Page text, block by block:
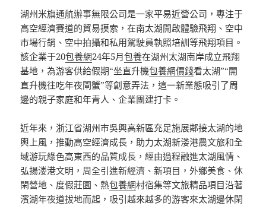
湖州米旗通航辦事無限公司是一家平易近營公司，專注于
高空經濟賽道的貿易摸索，在南太湖開啟體驗飛翔、空中
市場行銷、空中拍攝和私用駕駛員執照培訓等飛翔項目。
該企業于20包養網24年5月包養在湖州太湖南岸成立飛翔
基地，為游客供給假期“坐直升機包養網價錢看太湖”“開
直升機往吃年夜閘蟹”等創意弄法，這一新業態吸引了周
邊的親子家庭和年青人、企業團建打卡。
近年來，浙江省湖州市吳興高新區充足施展鄰接太湖的地
輿上風，推動高空經濟成長，助力太湖新溇港農文旅和全
域游玩綠色高東西的品質成長，經由過程融進太湖風情、
弘揚溇港文明，周全引進新經濟、新項目，外鄉美食、休
閑營地、度假莊園、熱包養網村宿集等文旅精品項目沿著
濱湖年夜道拔地而起，吸引越來越多的游客來太湖邊休閑